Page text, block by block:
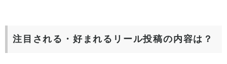
注目される・好まれるリール投稿の内容は？